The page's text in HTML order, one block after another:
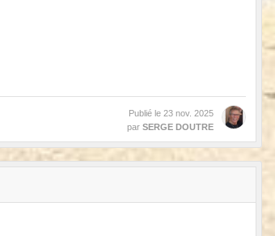
Publié le 23 nov. 2025
par SERGE DOUTRE